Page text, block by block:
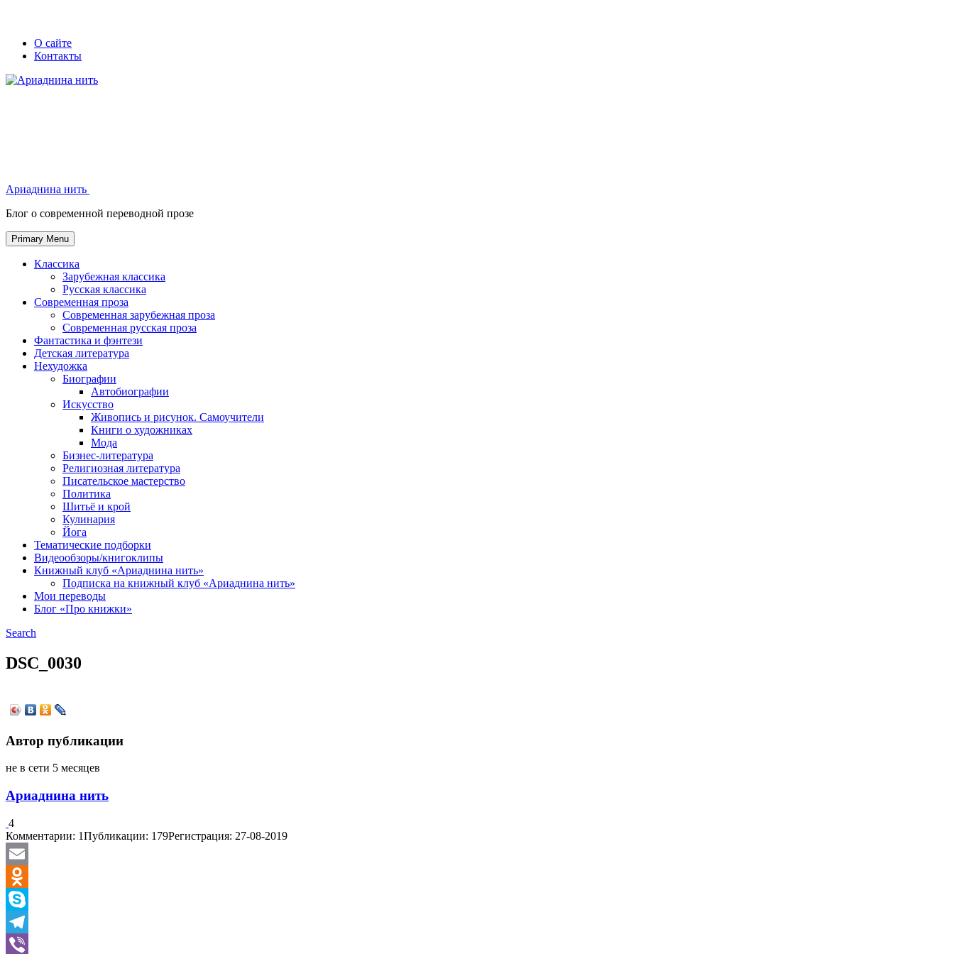
Skip
Secondary
left
navigation
Secondary
right
navigation
О сайте
Контакты
Ариаднина нить
Блог о современной переводной прозе
Primary Menu
Классика
Зарубежная классика
Русская классика
Современная проза
Современная зарубежная проза
Современная русская проза
Фантастика и фэнтези
Детская литература
Нехудожка
Биографии
Автобиографии
Искусство
Живопись и рисунок. Самоучители
Книги о художниках
Мода
Бизнес-литература
Религиозная литература
Писательское мастерство
Политика
Шитьё и крой
Кулинария
Йога
Тематические подборки
Видеообзоры/книгоклипы
Книжный клуб «Ариаднина нить»
Подписка на книжный клуб «Ариаднина нить»
Мои переводы
Блог «Про книжки»
Search
DSC_0030
Автор публикации
не в сети 5 месяцев
Ариаднина нить
4
Комментарии: 1Публикации: 179Регистрация: 27-08-2019
Email
Odnoklassniki
Skype
Telegram